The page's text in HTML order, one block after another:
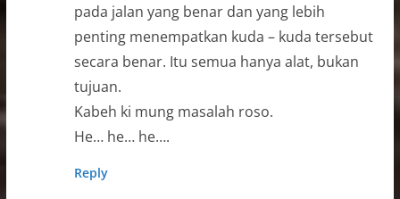
pada jalan yang benar dan yang lebih
penting menempatkan kuda – kuda tersebut
secara benar. Itu semua hanya alat, bukan
tujuan.
Kabeh ki mung masalah roso.
He… he… he….
Reply